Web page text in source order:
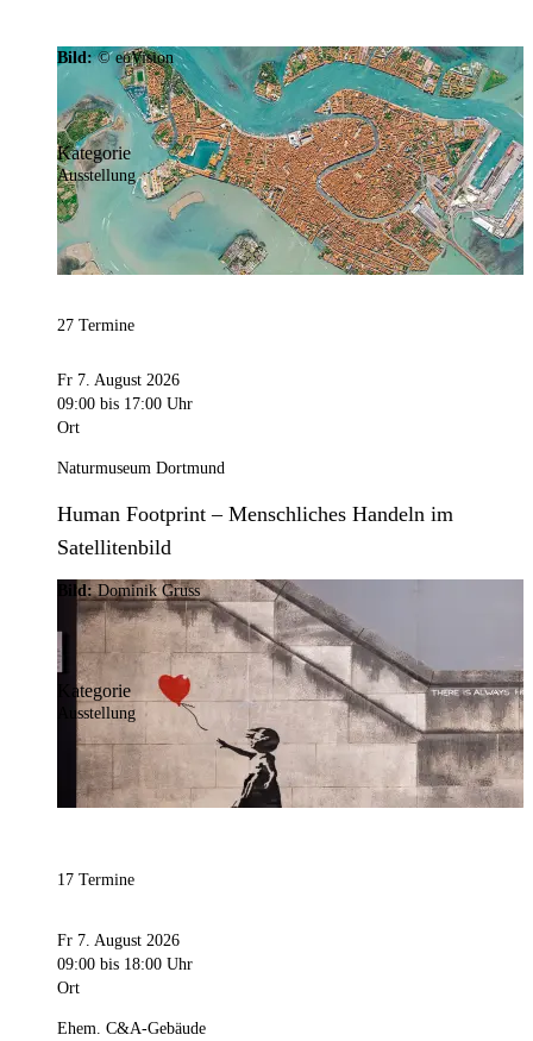
Bild:© eoVision
Kategorie
Ausstellung
27 Termine
Fr 7. August 2026
09:00 bis 17:00 Uhr
Ort
Naturmuseum Dortmund
Human Footprint – Menschliches Handeln im
Satellitenbild
Bild:Dominik Gruss
Kategorie
Ausstellung
17 Termine
Fr 7. August 2026
09:00 bis 18:00 Uhr
Ort
Ehem. C&A-Gebäude